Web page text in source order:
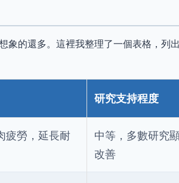
象的還多。這裡我整理了一個表格，列
研究支持程度
疲勞，延長耐
中等，多數研究
改善